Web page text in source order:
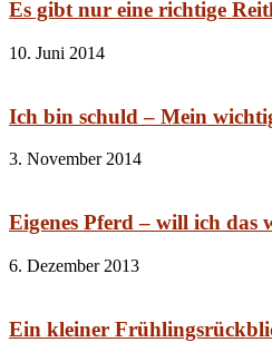
Es gibt nur eine richtige
10. Juni 2014
Ich bin schuld – Mein
3. November 2014
Eigenes Pferd – will ich das
6. Dezember 2013
Ein kleiner